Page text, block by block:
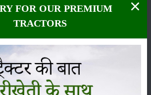
से पूर्व उन्हें अच्छे से उपचारित कर लेना चाहिए, जिससे
उनमें रोग न लगे।
थायरम या कार्बेन्डाजिम 3 ग्राम की मात्रा को प्रति 1
लें। इस उपचार से बीजों को फफूंद से संरक्षित किया जाता
में रहने वाले कीड़ो से बचाने के लिए प्रति किलो की दर से
FOR OUR PREMIUM
TRACTORS